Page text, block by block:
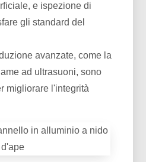
e ispezione di
gli standard del
avanzate, come la
ad ultrasuoni, sono
migliorare l'integrità